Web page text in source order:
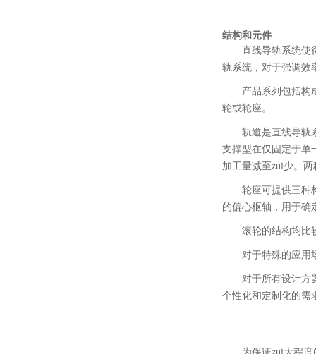
结构和元件
直线导轨系统使
轨系统，对于强调效
产品系列包括构
轮或轮座。
轨道是直线导轨
支撑型在仅固定于单
加工量减至zui少。
轮座可提供三种
的偏心枢轴，用于确
滚轮的结构均比
对于特殊的应用
对于所有设计方
个性化和定制化的需